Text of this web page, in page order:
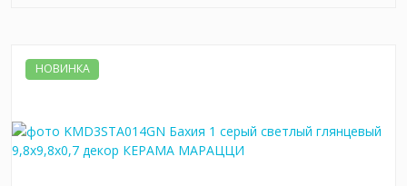
НОВИНКА